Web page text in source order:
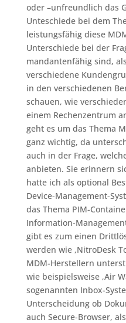
oder –unfreundlich das
Unteschiede bei dem
leistungsfähig diese
Unterschiede bei der
mandantenfähig sind,
verschiedene
in den verschiedenen
schauen, wie
einem Rechenzentrum
geht es um das Thema
ganz wichtig, da
auch in der Frage,
anbieten. Sie erinnern
hatte ich als optional
Device-Management-
das Thema PIM-
Information-
gibt es zum einen
werden wie ‚NitroDesk
MDM-Herstellern
wie beispielsweise ‚Air
sogenannten Inbox-
Unterscheidung ob
auch Secure-Browser,